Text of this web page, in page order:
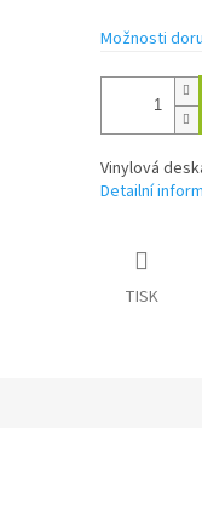
Možnosti
Vinylová
Detailní
TISK